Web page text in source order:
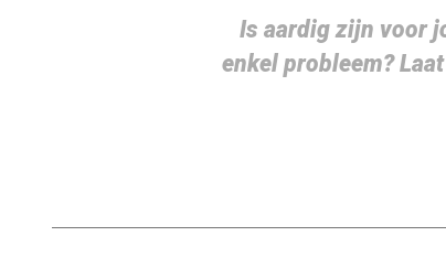
Is aardig zijn voor
enkel probleem?